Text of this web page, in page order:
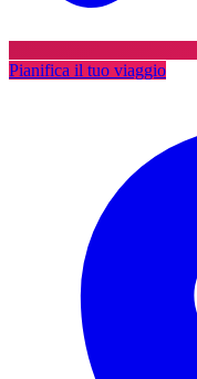
Pianifica il tuo viaggio